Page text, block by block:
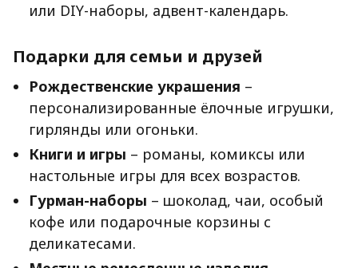
или DIY-наборы, адвент-календарь.
Подарки для семьи и друзей
Рождественские украшения –
персонализированные ёлочные игрушки,
гирлянды или огоньки.
Книги и игры – романы, комиксы или
настольные игры для всех возрастов.
Гурман-наборы – шоколад, чаи, особый
кофе или подарочные корзины с
деликатесами.